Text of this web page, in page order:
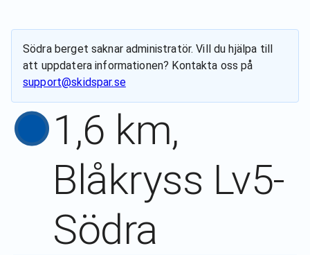
Södra berget saknar administratör. Vill du hjälpa till
att uppdatera informationen? Kontakta oss på
support@skidspar.se
1,6 km,
Blåkryss Lv5-
Södra